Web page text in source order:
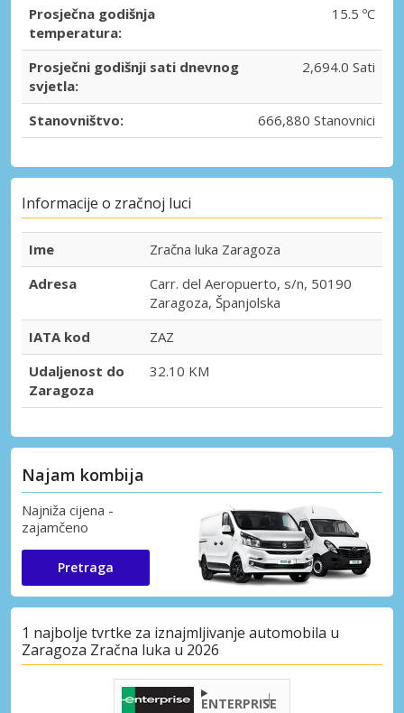
Prosječna godišnja
temperatura:
15.5 ºC
Prosječni godišnji sati dnevnog
svjetla:
2,694.0 Sati
Stanovništvo: 666,880 Stanovnici
Informacije o zračnoj luci
Ime
Zračna luka Zaragoza
Adresa
Carr. del Aeropuerto, s/n, 50190
Zaragoza, Španjolska
IATA kod
ZAZ
Udaljenost do
Zaragoza
32.10 KM
Najam kombija
Najniža cijena -
zajamčeno
Pretraga
1 najbolje tvrtke za iznajmljivanje automobila u
Zaragoza Zračna luka u 2026
ENTERPRISE